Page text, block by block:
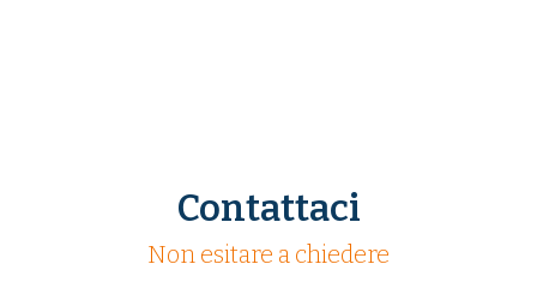
Contattaci
Non esitare a chiedere